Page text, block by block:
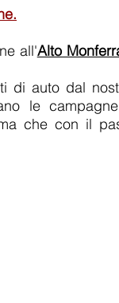
all'Alto
di auto dal
le
che con il